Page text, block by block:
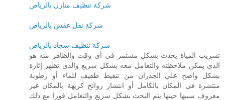
شركة تنظيف منازل بالرياض
شركة نقل عفش بالرياض
شركة تنظيف سجاد بالرياض
تسريب المياة يحدث بشكل مستمر في أي وقت والظاهر منه هو
الذي يمكن ملاحظته والتعامل معه بشكل سريع والذي تظهر إثارة
بشكل واضح علي الجدران من تنقيط طفيف للماء أو رطوبة
منتشرة في المكان بالكامل أو انتشار روائح كريهة بالمكان غير
معروف سببها حينها يتم البحث بشكل سريع والتعامل فورا مع ذلك